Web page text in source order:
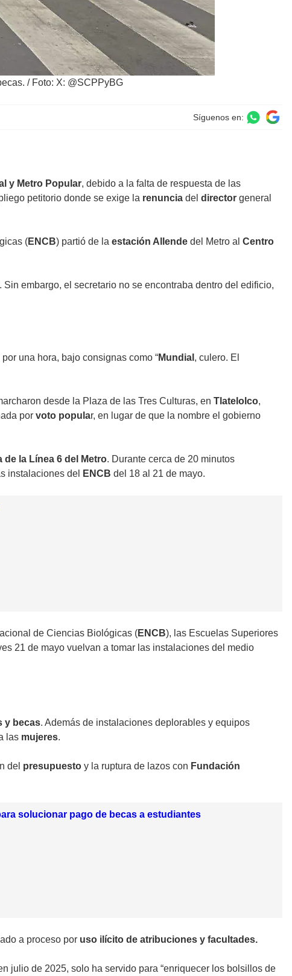
/ Foto: X: @SCPPyBG
Síguenos en:
y Metro Popular, debido a la falta de respuesta de las
petitorio donde se exige la renuncia del director general
(ENCB) partió de la estación Allende del Metro al Centro
Sin embargo, el secretario no se encontraba dentro del edificio,
una hora, bajo consignas como “Mundial , culero. El
desde la Plaza de las Tres Culturas, en Tlatelolco,
por voto popular, en lugar de que la nombre el gobierno
de la Línea 6 del Metro. Durante cerca de 20 minutos
instalaciones del ENCB del 18 al 21 de mayo.
de Ciencias Biológicas (ENCB), las Escuelas Superiores
21 de mayo vuelvan a tomar las instalaciones del medio
y becas. Además de instalaciones deplorables y equipos
las mujeres.
del presupuesto y la ruptura de lazos con Fundación
solucionar pago de becas a estudiantes
a proceso por uso ilícito de atribuciones y facultades.
julio de 2025, solo ha servido para “enriquecer los bolsillos de